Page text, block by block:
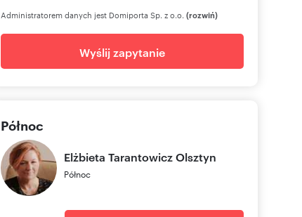
Administratorem danych jest Domiporta Sp. z o.o. (rozwiń)
Wyślij zapytanie
Północ
Elżbieta TarantowiczOlsztyn
Północ